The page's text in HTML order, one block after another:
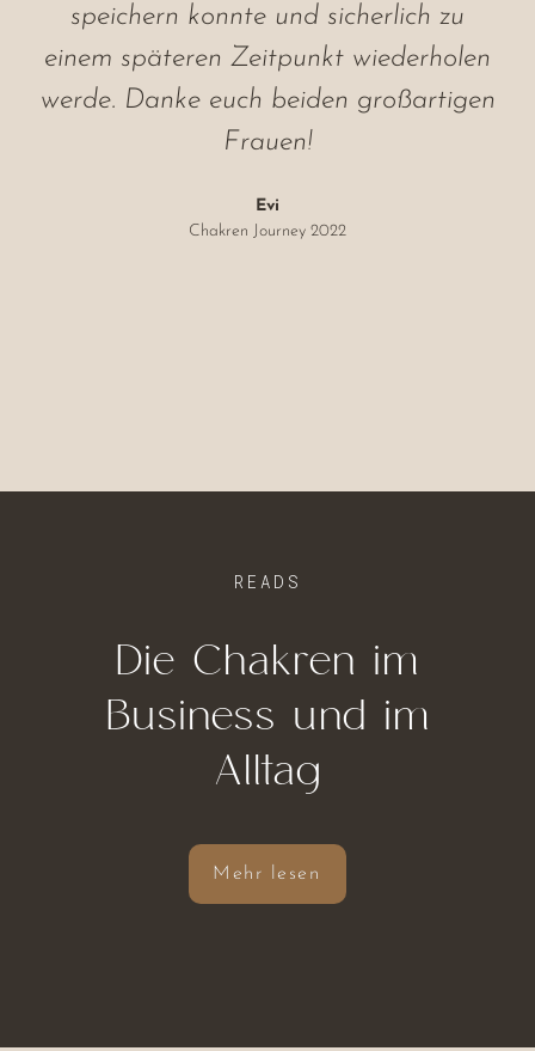
speichern konnte und sicherlich zu
einem späteren Zeitpunkt wiederholen
werde. Danke euch beiden großartigen
Frauen!
Evi
Chakren Journey 2022
READS
Die Chakren im
Business und im
Alltag
Mehr lesen